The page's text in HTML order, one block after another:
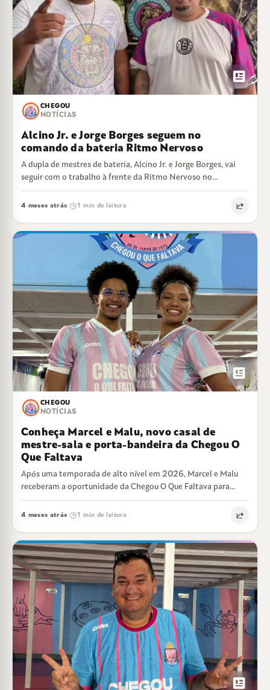
newsmode
CHEGOU
NOTÍCIAS
Alcino Jr. e Jorge Borges seguem no
comando da bateria Ritmo Nervoso
A dupla de mestres de bateria, Alcino Jr. e Jorge Borges, vai
seguir com o trabalho à frente da Ritmo Nervoso no…
4 meses atrás 1 min de leitura
newsmode
CHEGOU
NOTÍCIAS
Conheça Marcel e Malu, novo casal de
mestre-sala e porta-bandeira da Chegou O
Que Faltava
Após uma temporada de alto nível em 2026, Marcel e Malu
receberam a oportunidade da Chegou O Que Faltava para
assumir o…
4 meses atrás 1 min de leitura
newsmode